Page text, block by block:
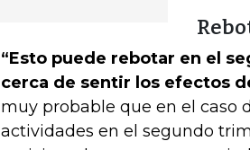
“Esto puede rebotar en el
cerca de sentir los efectos
muy probable que en el caso
actividades en el segundo